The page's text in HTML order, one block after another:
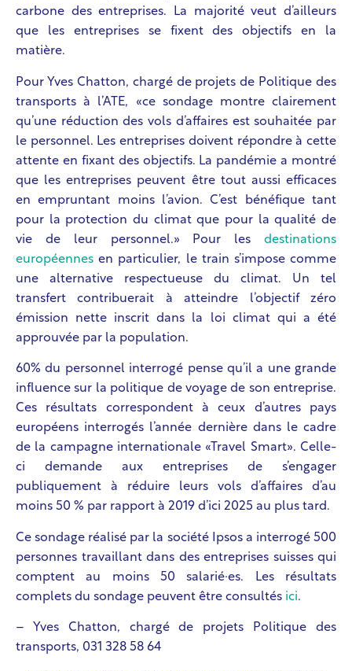
carbone des entreprises. La majorité veut d’ailleurs
que les entreprises se fixent des objectifs en la
matière.
Pour Yves Chatton, chargé de projets de Politique des
transports à l’ATE, «ce sondage montre clairement
qu’une réduction des vols d’affaires est souhaitée par
le personnel. Les entreprises doivent répondre à cette
attente en fixant des objectifs. La pandémie a montré
que les entreprises peuvent être tout aussi efficaces
en empruntant moins l’avion. C’est bénéfique tant
pour la protection du climat que pour la qualité de
vie de leur personnel.» Pour les destinations
européennes en particulier, le train s’impose comme
une alternative respectueuse du climat. Un tel
transfert contribuerait à atteindre l’objectif zéro
émission nette inscrit dans la loi climat qui a été
approuvée par la population.
60% du personnel interrogé pense qu’il a une grande
influence sur la politique de voyage de son entreprise.
Ces résultats correspondent à ceux d’autres pays
européens interrogés l’année dernière dans le cadre
de la campagne internationale «Travel Smart». Celle-
ci demande aux entreprises de s’engager
publiquement à réduire leurs vols d’affaires d’au
moins 50 % par rapport à 2019 d’ici 2025 au plus tard.
Ce sondage réalisé par la société Ipsos a interrogé 500
personnes travaillant dans des entreprises suisses qui
comptent au moins 50 salarié·es. Les résultats
complets du sondage peuvent être consultés ici.
– Yves Chatton, chargé de projets Politique des
transports, 031 328 58 64